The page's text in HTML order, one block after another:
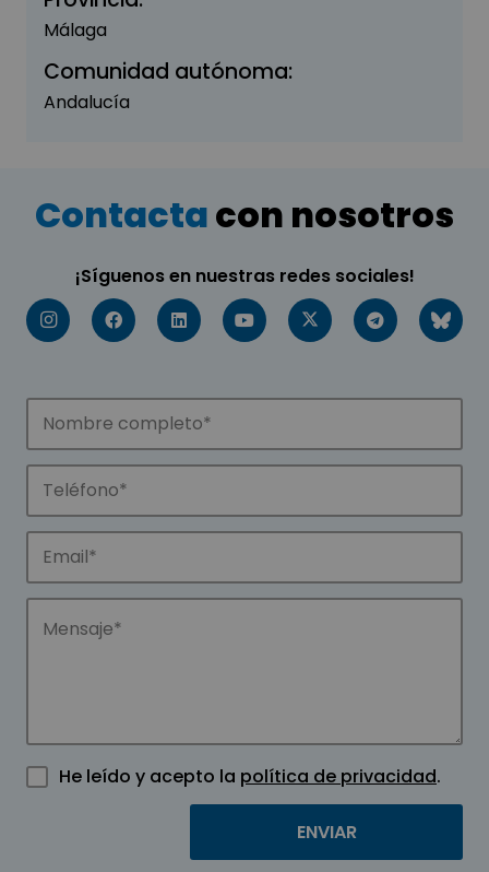
Málaga
Comunidad autónoma:
Andalucía
Contactacon nosotros
¡Síguenos en nuestras redes sociales!
He leído y acepto la política de privacidad.